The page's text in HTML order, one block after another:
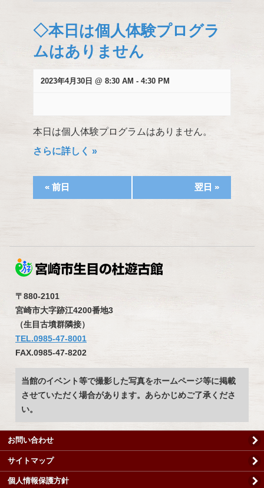
ナ
ビ
ゲ
シ
を
示
◇本日は個人体験プログラ
ムはありません
2023年4月30日 @ 8:30 AM - 4:30 PM
本日は個人体験プログラムはありません。
さらに詳しく »
« 前日 翌日 »
〒880-2101
宮崎市大字跡江4200番地3
（生目古墳群隣接）
TEL.0985-47-8001
FAX.0985-47-8202
当館のイベント等で撮影した写真をホームページ等に掲載
させていただく場合があります。あらかじめご了承くださ
い。
お問い合わせ
サイトマップ
個人情報保護方針